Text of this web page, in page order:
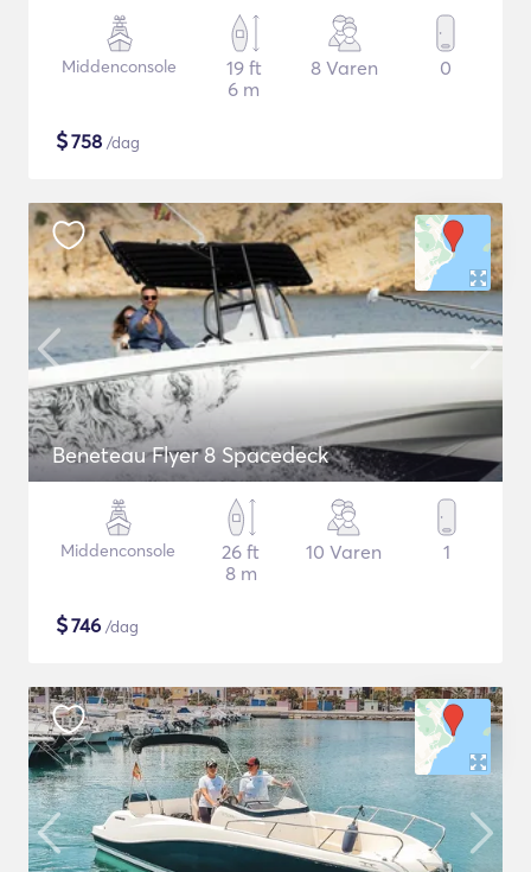
Middenconsole
19 ft
6 m
8 Varen 0
$758 /dag
Beneteau Flyer 8 Spacedeck
Middenconsole
26 ft
8 m
10 Varen 1
$746 /dag